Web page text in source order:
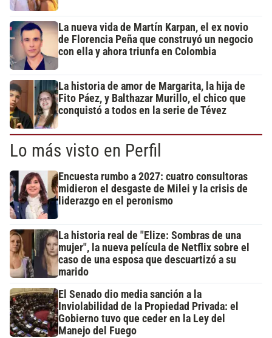
La nueva vida de Martín Karpan, el ex novio
de Florencia Peña que construyó un negocio
con ella y ahora triunfa en Colombia
La historia de amor de Margarita, la hija de
Fito Páez, y Balthazar Murillo, el chico que
conquistó a todos en la serie de Tévez
Lo más visto en Perfil
Encuesta rumbo a 2027: cuatro consultoras
midieron el desgaste de Milei y la crisis de
liderazgo en el peronismo
La historia real de "Elize: Sombras de una
mujer", la nueva película de Netflix sobre el
caso de una esposa que descuartizó a su
marido
El Senado dio media sanción a la
Inviolabilidad de la Propiedad Privada: el
Gobierno tuvo que ceder en la Ley del
Manejo del Fuego